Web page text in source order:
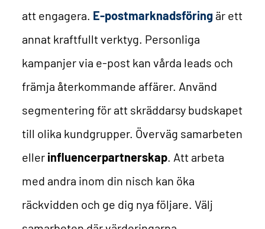
att engagera. E-postmarknadsföring är ett
annat kraftfullt verktyg. Personliga
kampanjer via e-post kan vårda leads och
främja återkommande affärer. Använd
segmentering för att skräddarsy budskapet
till olika kundgrupper. Överväg samarbeten
eller influencerpartnerskap . Att arbeta
med andra inom din nisch kan öka
räckvidden och ge dig nya följare. Välj